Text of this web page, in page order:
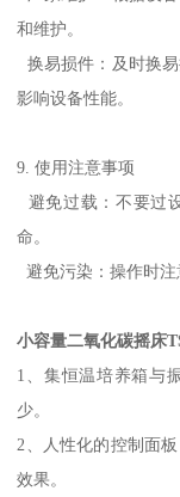
和维护。
换易损件：及时换
影响设备性能。
9. 使用注意事项
避免过载：不要过
命。
避免污染：操作时注
小容量二氧化碳摇床
1、集恒温培养箱与
少。
2、人性化的控制面
效果。